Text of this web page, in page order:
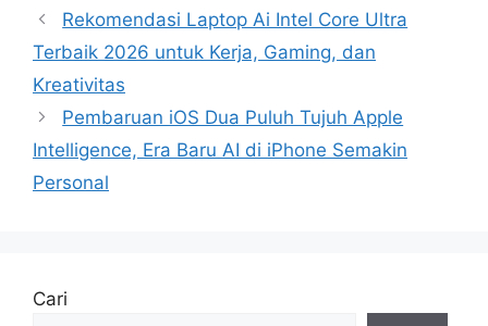
Rekomendasi Laptop Ai Intel Core Ultra
Terbaik 2026 untuk Kerja, Gaming, dan
Kreativitas
Pembaruan iOS Dua Puluh Tujuh Apple
Intelligence, Era Baru AI di iPhone Semakin
Personal
Cari